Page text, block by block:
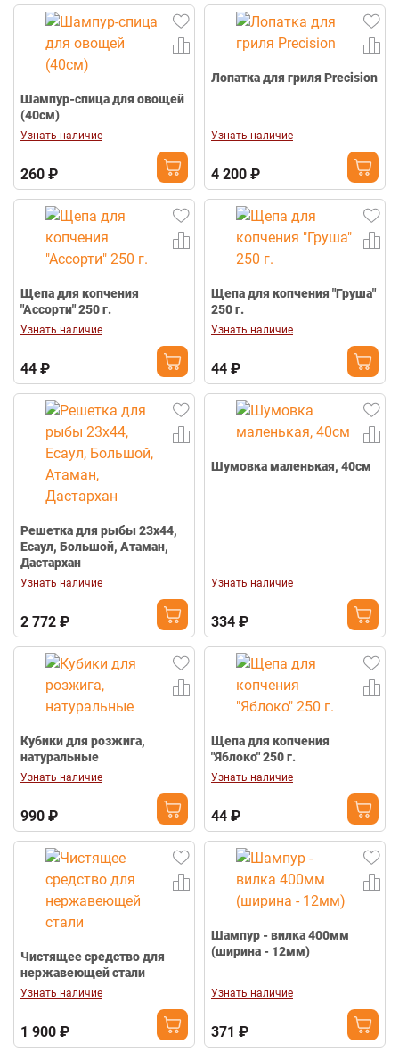
Шампур-спица для овощей
(40см)
Узнать наличие
260 ₽
Лопатка для гриля Precision
Узнать наличие
4 200 ₽
Щепа для копчения
"Ассорти" 250 г.
Узнать наличие
44 ₽
Щепа для копчения "Груша"
250 г.
Узнать наличие
44 ₽
Решетка для рыбы 23х44,
Есаул, Большой, Атаман,
Дастархан
Узнать наличие
2 772 ₽
Шумовка маленькая, 40см
Узнать наличие
334 ₽
Кубики для розжига,
натуральные
Узнать наличие
990 ₽
Щепа для копчения
"Яблоко" 250 г.
Узнать наличие
44 ₽
Чистящее средство для
нержавеющей стали
Узнать наличие
1 900 ₽
Шампур - вилка 400мм
(ширина - 12мм)
Узнать наличие
371 ₽